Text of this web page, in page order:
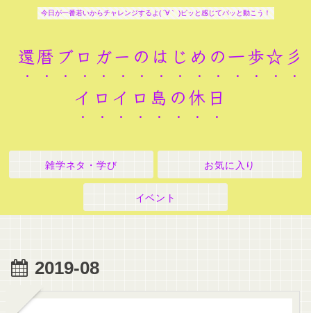
今日が一番若いからチャレンジするよ( ´∀｀ )ピッと感じてパッと動こう！
還暦ブロガーのはじめの一歩☆彡
イロイロ島の休日
雑学ネタ・学び お気に入り
イベント
2019-08